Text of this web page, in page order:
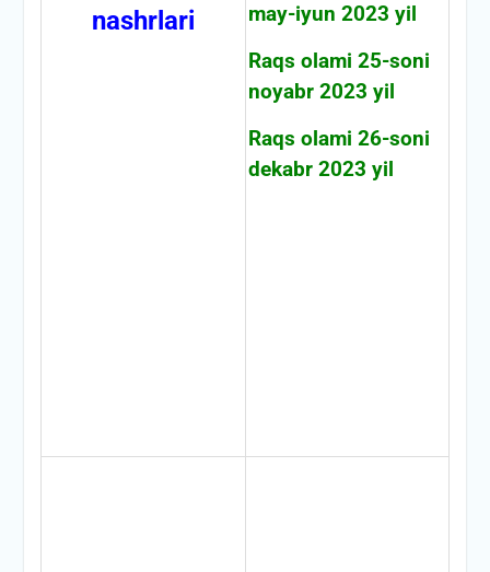
nashrlari
may-iyun 2023 yil
Raqs olami 25-soni
noyabr 2023 yil
Raqs olami 26-soni
dekabr 2023 yil